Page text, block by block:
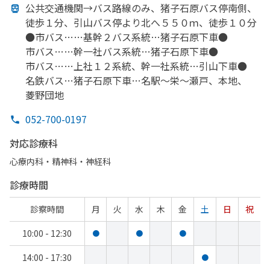
公共交通機関→バス路線のみ、 猪子石原バス停南側、
徒歩１分、 引山バス停より北へ ５５０ｍ、 徒歩１０分
●市バス……基幹２バス系統…猪子石原下車●
市バス……幹一社バス系統…猪子石原下車●
市バス……上社１２系統、 幹一社系統…引山下車●
名鉄バス…猪子石原下車…名駅～栄～瀬戸、 本地、
菱野団地
052-700-0197
対応診療科
心療内科・​精神科・神経科
診療時間
診察時間 月 火 水 木 金 土 日
祝
10:00 - 12:30
● ● ●
14:00 - 17:30 ●